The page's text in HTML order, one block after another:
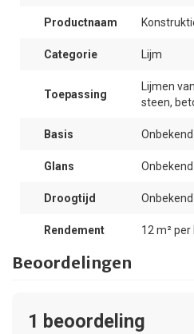
Productnaam
Categorie Lijm
Toepassing
Lijmen
steen,
Basis Onbekend
Glans Onbekend
Droogtijd Onbekend
Rendement 12 m² per
Beoordelingen
1 beoordeling